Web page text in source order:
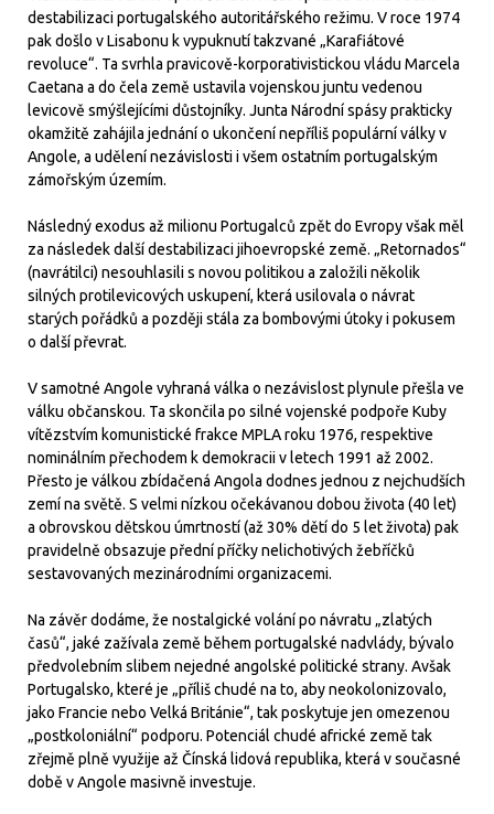
destabilizaci portugalského autoritářského režimu. V roce 1974
pak došlo v Lisabonu k vypuknutí takzvané „Karafiátové
revoluce“. Ta svrhla pravicově-korporativistickou vládu Marcela
Caetana a do čela země ustavila vojenskou juntu vedenou
levicově smýšlejícími důstojníky. Junta Národní spásy prakticky
okamžitě zahájila jednání o ukončení nepříliš populární války v
Angole, a udělení nezávislosti i všem ostatním portugalským
zámořským územím.
Následný exodus až milionu Portugalců zpět do Evropy však měl
za následek další destabilizaci jihoevropské země. „Retornados“
(navrátilci) nesouhlasili s novou politikou a založili několik
silných protilevicových uskupení, která usilovala o návrat
starých pořádků a později stála za bombovými útoky i pokusem
o další převrat.
V samotné Angole vyhraná válka o nezávislost plynule přešla ve
válku občanskou. Ta skončila po silné vojenské podpoře Kuby
vítězstvím komunistické frakce MPLA roku 1976, respektive
nominálním přechodem k demokracii v letech 1991 až 2002.
Přesto je válkou zbídačená Angola dodnes jednou z nejchudších
zemí na světě. S velmi nízkou očekávanou dobou života (40 let)
a obrovskou dětskou úmrtností (až 30% dětí do 5 let života) pak
pravidelně obsazuje přední příčky nelichotivých žebříčků
sestavovaných mezinárodními organizacemi.
Na závěr dodáme, že nostalgické volání po návratu „zlatých
časů“, jaké zažívala země během portugalské nadvlády, bývalo
předvolebním slibem nejedné angolské politické strany. Avšak
Portugalsko, které je „příliš chudé na to, aby neokolonizovalo,
jako Francie nebo Velká Británie“, tak poskytuje jen omezenou
„postkoloniální“ podporu. Potenciál chudé africké země tak
zřejmě plně využije až Čínská lidová republika, která v současné
době v Angole masivně investuje.